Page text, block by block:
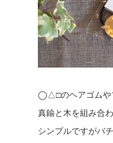
◯△□のヘアゴムや
真鍮と木を組み合
シンプルですがバ